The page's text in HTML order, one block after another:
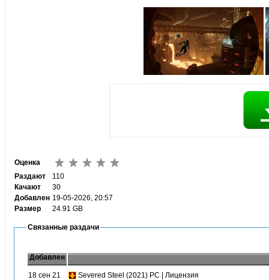
Оценка
Раздают
110
Качают
30
Добавлен 19-05-2026, 20:57
Размер
24.91 GB
Связанные раздачи
Добавлен
18 сен 21
Severed Steel (2021) PC | Лицензия